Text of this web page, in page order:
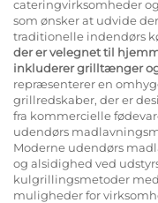
cateringvirksomheder
som ønsker at udvide
traditionelle indendørs
der er velegnet til
inkluderer grilltænger
repræsenterer en
grillredskaber, der er
fra kommercielle
udendørs
Moderne udendørs
og alsidighed ved
kulgrillingsmetoder
muligheder for